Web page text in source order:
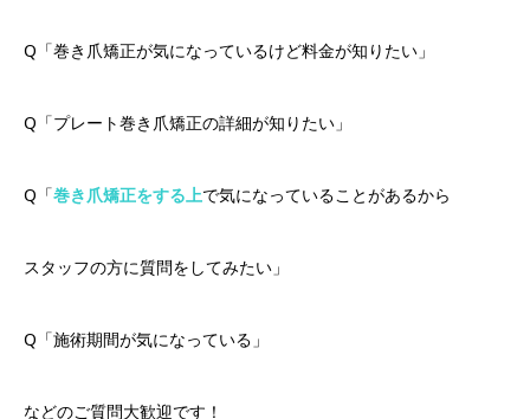
Q「巻き爪矯正が気になっているけど料金が知りたい」
Q「プレート巻き爪矯正の詳細が知りたい」
Q「巻き爪矯正をする上で気になっていることがあるから
スタッフの方に質問をしてみたい」
Q「施術期間が気になっている」
などのご質問大歓迎です！